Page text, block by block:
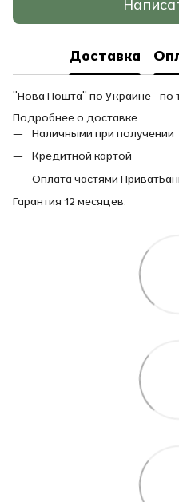
Доставка
"Нова Пошта" по Украине -
Подробнее о доставке
Наличными при получении
Кредитной картой
Оплата частями
Гарантия 12 месяцев.